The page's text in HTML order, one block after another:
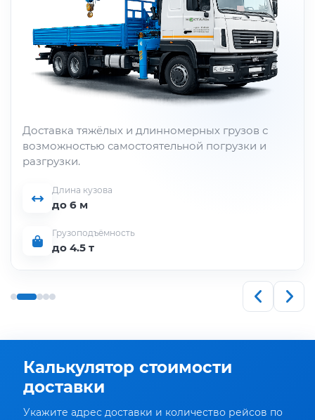
Доставка тяжёлых и длинномерных грузов с
возможностью самостоятельной погрузки и
разгрузки.
Длина кузова
до 6 м
Грузоподъёмность
до 4.5 т
Калькулятор стоимости
доставки
Укажите адрес доставки и количество рейсов по